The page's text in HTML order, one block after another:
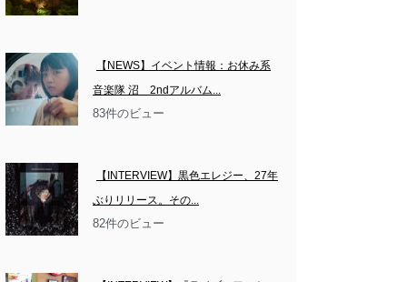
【NEWS】イベント情報：お休み系
音楽隊 沼　2ndアルバム...
83件のビュー
【INTERVIEW】黒色エレジー、27年
ぶりリリース。その...
82件のビュー